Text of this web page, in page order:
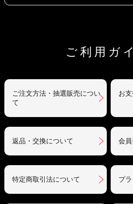
ご利用ガ
ご注文方法・抽選販売につい
て
お
返品・交換について 会
特定商取引法について プ